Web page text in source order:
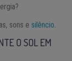
sons e silêncio
O SOL EM